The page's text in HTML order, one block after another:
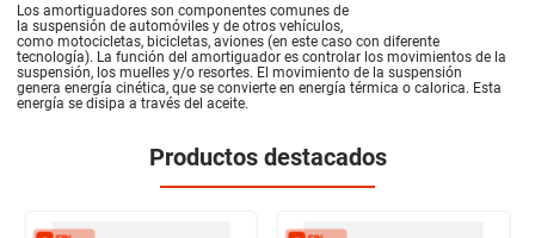
Los amortiguadores son componentes comunes de
la suspensión de automóviles y de otros vehículos,
como motocicletas, bicicletas, aviones (en este caso con diferente
tecnología). La función del amortiguador es controlar los movimientos de la
suspensión, los muelles y/o resortes. El movimiento de la suspensión
genera energía cinética, que se convierte en energía térmica o calorica. Esta
energía se disipa a través del aceite.
Productos destacados